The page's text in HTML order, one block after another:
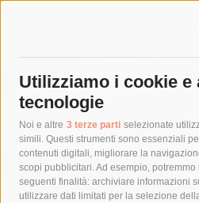
Utilizziamo i cookie e
tecnologie
Noi e altre 3 terze parti selezionate
simili. Questi strumenti sono essenziali
contenuti digitali, migliorare la
scopi pubblicitari. Ad esempio,
seguenti finalità: archiviare informazioni
utilizzare dati limitati per la selezione
Sorrento-Massa
Tag
acqua allerta meteo
anas
area marina protetta di punta